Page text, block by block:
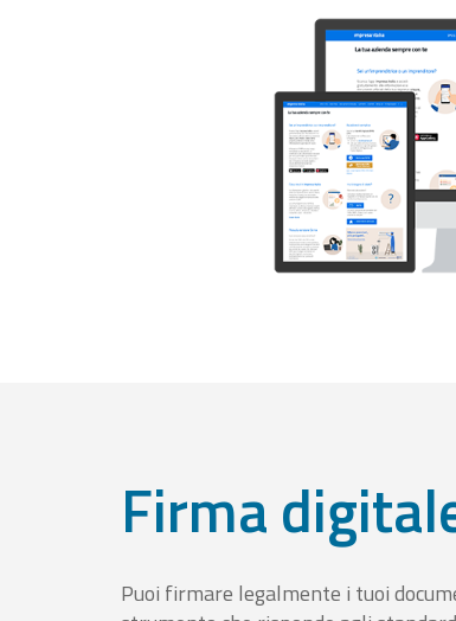
Firma
Puoi firmare legalmente i tuoi